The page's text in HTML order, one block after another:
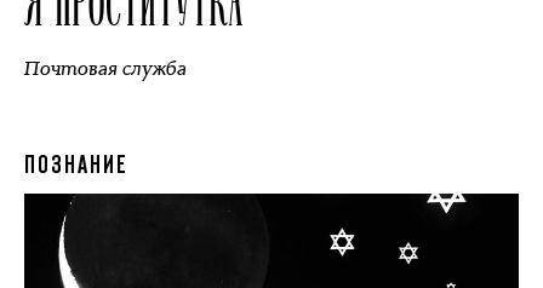
Почтовая служба
ПОЗНАНИЕ